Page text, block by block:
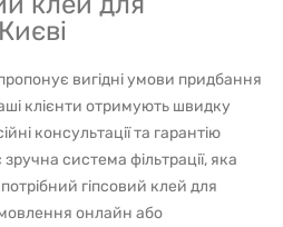
вигідні умови придбання
клієнти отримують швидку
консультації та гарантію
зручна система фільтрації, яка
гіпсовий клей для
онлайн або